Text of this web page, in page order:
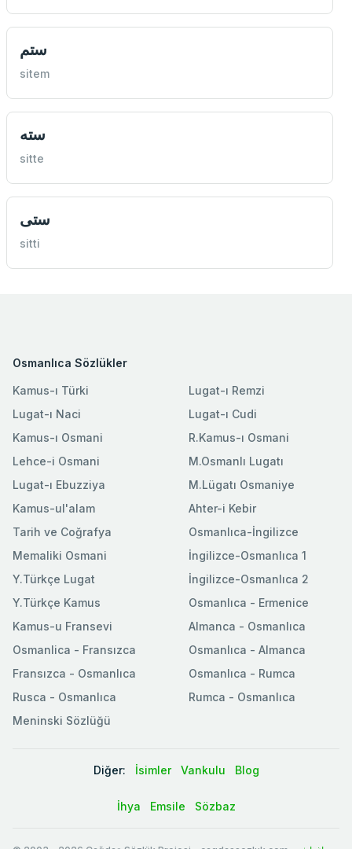
ستم
sitem
سته
sitte
ستی
sitti
Osmanlıca Sözlükler
Kamus-ı Türki
Lugat-ı Naci
Kamus-ı Osmani
Lehce-i Osmani
Lugat-ı Ebuzziya
Lugat-ı Remzi
Lugat-ı Cudi
R.Kamus-ı Osmani
M.Osmanlı Lugatı
M.Lügatı Osmaniye
Kamus-ul'alam
Tarih ve Coğrafya
Memaliki Osmani
Y.Türkçe Lugat
Y.Türkçe Kamus
Ahter-i Kebir
Osmanlıca-İngilizce
İngilizce-Osmanlıca 1
İngilizce-Osmanlıca 2
Osmanlıca - Ermenice
Kamus-u Fransevi
Osmanlica - Fransızca
Fransızca - Osmanlıca
Rusca - Osmanlıca
Meninski Sözlüğü
Almanca - Osmanlıca
Osmanlıca - Almanca
Osmanlıca - Rumca
Rumca - Osmanlıca
Diğer: İsimler Vankulu Blog
İhya Emsile Sözbaz